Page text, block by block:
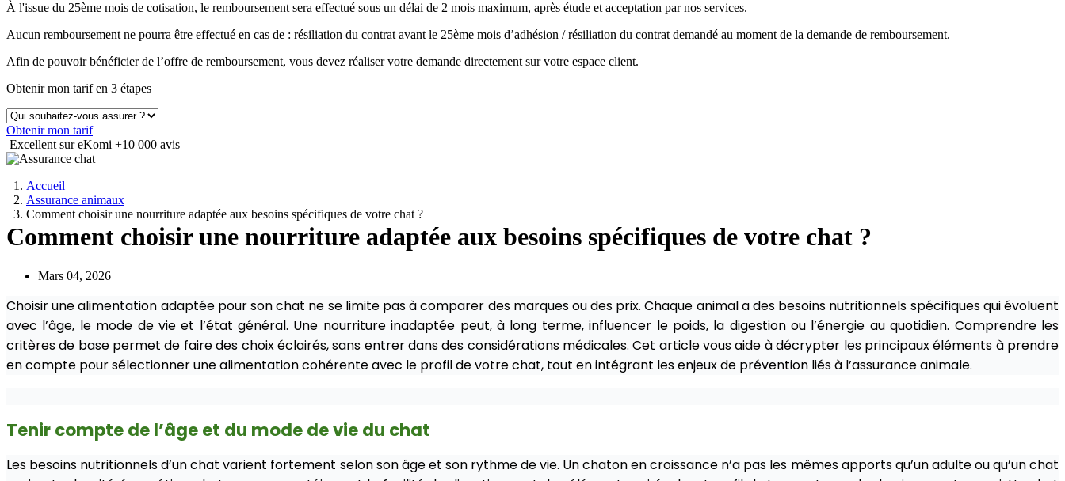
À l'issue du 25ème mois de cotisation, le remboursement sera effectué sous un délai de 2 mois maximum, après étude et acceptation par nos services.
Aucun remboursement ne pourra être effectué en cas de : résiliation du contrat avant le 25ème mois d’adhésion / résiliation du contrat demandé au moment de la demande de remboursement.
Afin de pouvoir bénéficier de l’offre de remboursement, vous devez réaliser votre demande directement sur votre espace client.
Obtenir mon tarif en 3 étapes
Obtenir mon tarif
Excellent sur eKomi +10 000 avis
Accueil
Assurance animaux
Comment choisir une nourriture adaptée aux besoins spécifiques de votre chat ?
Comment choisir une nourriture adaptée aux besoins spécifiques de votre chat ?
Mars 04, 2026
Choisir une alimentation adaptée pour son chat ne se limite pas à comparer des marques ou des prix. Chaque animal a des besoins nutritionnels spécifiques qui évoluent
avec l’âge, le mode de vie et l’état général. Une nourriture inadaptée peut, à long terme, influencer le poids, la digestion ou l’énergie au quotidien. Comprendre les
critères de base permet de faire des choix éclairés, sans entrer dans des considérations médicales. Cet article vous aide à décrypter les principaux éléments à prendre
en compte pour sélectionner une alimentation cohérente avec le profil de votre chat, tout en intégrant les enjeux de prévention liés à l’assurance animale.
Tenir compte de l’âge et du mode de vie du chat
Les besoins nutritionnels d’un chat varient fortement selon son âge et son rythme de vie. Un chaton en croissance n’a pas les mêmes apports qu’un adulte ou qu’un chat